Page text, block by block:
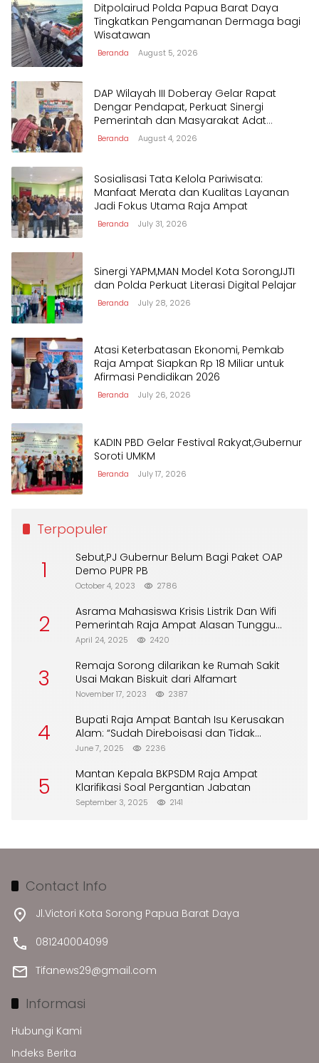
Ditpolairud Polda Papua Barat Daya
Tingkatkan Pengamanan Dermaga bagi
Wisatawan
Beranda August 5, 2026
DAP Wilayah III Doberay Gelar Rapat
Dengar Pendapat, Perkuat Sinergi
Pemerintah dan Masyarakat Adat
Mengawal Pembangunan Papua Barat
Beranda August 4, 2026
Sosialisasi Tata Kelola Pariwisata:
Manfaat Merata dan Kualitas Layanan
Jadi Fokus Utama Raja Ampat
Beranda July 31, 2026
Sinergi YAPM,MAN Model Kota Sorong,IJTI
dan Polda Perkuat Literasi Digital Pelajar
Beranda July 28, 2026
Atasi Keterbatasan Ekonomi, Pemkab
Raja Ampat Siapkan Rp 18 Miliar untuk
Afirmasi Pendidikan 2026
Beranda July 26, 2026
KADIN PBD Gelar Festival Rakyat,Gubernur
Soroti UMKM
Beranda July 17, 2026
Terpopuler
1
Sebut,PJ Gubernur Belum Bagi Paket OAP
Demo PUPR PB
October 4, 2023 2786
2
Asrama Mahasiswa Krisis Listrik Dan Wifi
Pemerintah Raja Ampat Alasan Tunggu
DPA
April 24, 2025 2420
3
Remaja Sorong dilarikan ke Rumah Sakit
Usai Makan Biskuit dari Alfamart
November 17, 2023 2387
4
Bupati Raja Ampat Bantah Isu Kerusakan
Alam: “Sudah Direboisasi dan Tidak
Merusak Lingkungan”
June 7, 2025 2236
5
Mantan Kepala BKPSDM Raja Ampat
Klarifikasi Soal Pergantian Jabatan
September 3, 2025 2141
Contact Info
Jl.Victori Kota Sorong Papua Barat Daya
081240004099
Tifanews29@gmail.com
Informasi
Hubungi Kami
Indeks Berita